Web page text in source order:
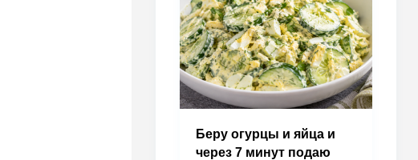
Беру огурцы и яйца и
через 7 минут подаю